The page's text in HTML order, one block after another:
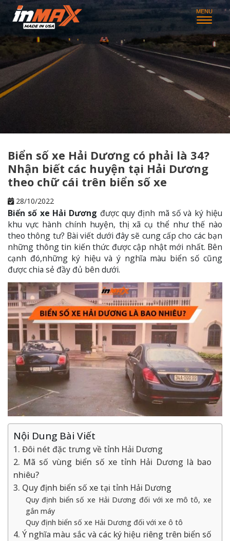
Biển số xe Hải Dương có phải là 34?
Nhận biết các huyện tại Hải Dương
theo chữ cái trên biển số xe
28/10/2022
Biển số xe Hải Dương được quy định mã số và ký hiệu
khu vực hành chính huyện, thị xã cụ thể như thế nào
theo thông tư? Bài viết dưới đây sẽ cung cấp cho các bạn
những thông tin kiến thức được cập nhật mới nhất. Bên
cạnh đó,những ký hiệu và ý nghĩa màu biển số cũng
được chia sẻ đầy đủ bên dưới.
Nội Dung Bài Viết
1. Đôi nét đặc trưng về tỉnh Hải Dương
2. Mã số vùng biển số xe tỉnh Hải Dương là bao
nhiêu?
3. Quy định biển số xe tại tỉnh Hải Dương
Quy định biển số xe Hải Dương đối với xe mô tô, xe
gắn máy
Quy định biển số xe Hải Dương đối với xe ô tô
4. Ý nghĩa màu sắc và các ký hiệu riêng trên biển số